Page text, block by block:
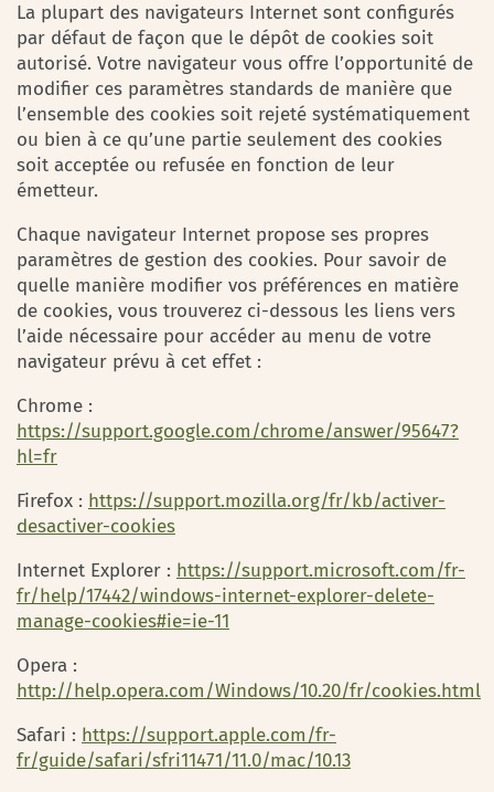
La plupart des navigateurs Internet sont configurés
par défaut de façon que le dépôt de cookies soit
autorisé. Votre navigateur vous offre l’opportunité de
modifier ces paramètres standards de manière que
l’ensemble des cookies soit rejeté systématiquement
ou bien à ce qu’une partie seulement des cookies
soit acceptée ou refusée en fonction de leur
émetteur.
Chaque navigateur Internet propose ses propres
paramètres de gestion des cookies. Pour savoir de
quelle manière modifier vos préférences en matière
de cookies, vous trouverez ci-dessous les liens vers
l’aide nécessaire pour accéder au menu de votre
navigateur prévu à cet effet :
Chrome :
https://support.google.com/chrome/answer/95647?
hl=fr
Firefox : https://support.mozilla.org/fr/kb/activer-
desactiver-cookies
Internet Explorer : https://support.microsoft.com/fr-
fr/help/17442/windows-internet-explorer-delete-
manage-cookies#ie=ie-11
Opera :
http://help.opera.com/Windows/10.20/fr/cookies.html
Safari : https://support.apple.com/fr-
fr/guide/safari/sfri11471/11.0/mac/10.13